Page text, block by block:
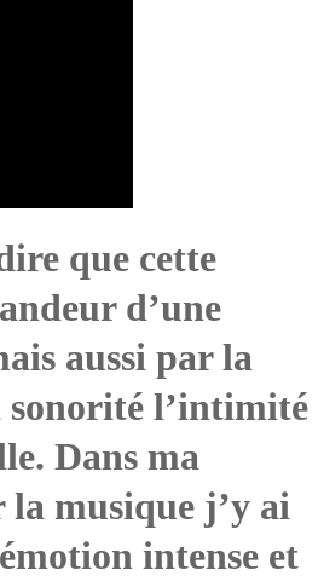
que cette
d’une
aussi par la
sonorité l’intimité
Dans ma
la musique j’y ai
intense et